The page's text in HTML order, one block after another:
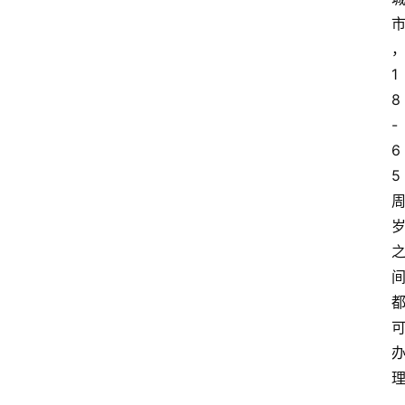
市
，
1
8
-
6
5
周
岁
之
间
都
可
办
理